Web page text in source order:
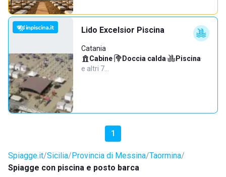
Lido Excelsior Piscina
Catania
Cabine· Doccia calda· Piscina·
e altri 7…
1
Spiagge.it Sicilia Provincia di Messina Taormina
Spiagge con piscina e posto barca